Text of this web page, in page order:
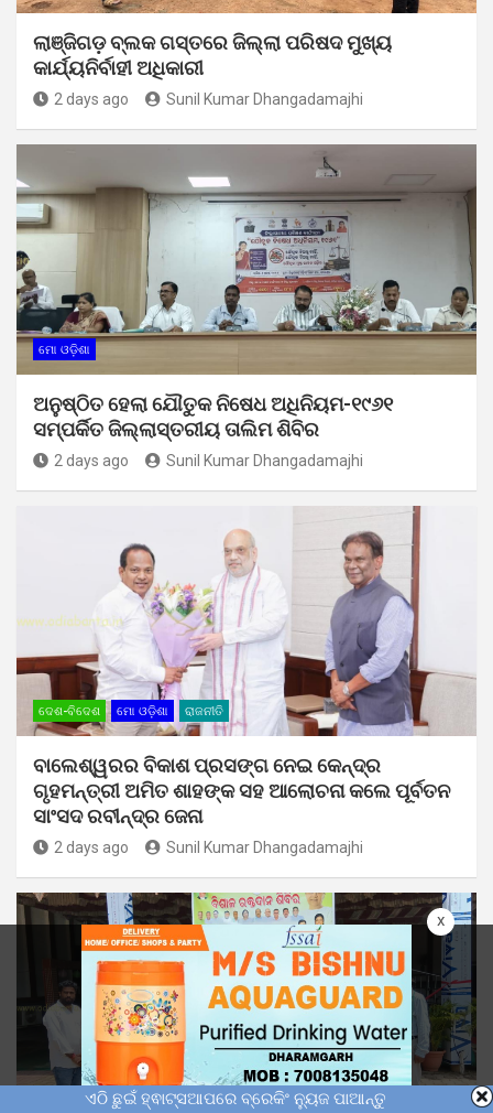
x
ଲାଞ୍ଜିଗଡ଼ ବ୍ଲକ ଗସ୍ତରେ ଜିଲ୍ଲା ପରିଷଦ ମୁଖ୍ୟ
କାର୍ଯ୍ୟନିର୍ବାହୀ ଅଧିକାରୀ
2 days ago Sunil Kumar Dhangadamajhi
ମୋ ଓଡ଼ିଶା
ଅନୁଷ୍ଠିତ ହେଲା ଯୌତୁକ ନିଷେଧ ଅଧିନିୟମ-୧୯୬୧
ସମ୍ପର୍କିତ ଜିଲ୍ଲାସ୍ତରୀୟ ତାଲିମ ଶିବିର
2 days ago Sunil Kumar Dhangadamajhi
ଦେଶ-ବିଦେଶ ମୋ ଓଡ଼ିଶା ରାଜନୀତି
ବାଲେଶ୍ୱରର ବିକାଶ ପ୍ରସଙ୍ଗ ନେଇ କେନ୍ଦ୍ର
ଗୃହମନ୍ତ୍ରୀ ଅମିତ ଶାହଙ୍କ ସହ ଆଲୋଚନା କଲେ ପୂର୍ବତନ
ସାଂସଦ ରବୀନ୍ଦ୍ର ଜେନା
2 days ago Sunil Kumar Dhangadamajhi
ମୋ ଓଡ଼ିଶାଏଠି ଛୁଇଁ ହ୍ଵାଟ୍ସଆପରେ ବ୍ରେକିଂ ନ୍ୟୁଜ ପାଆନ୍ତୁ